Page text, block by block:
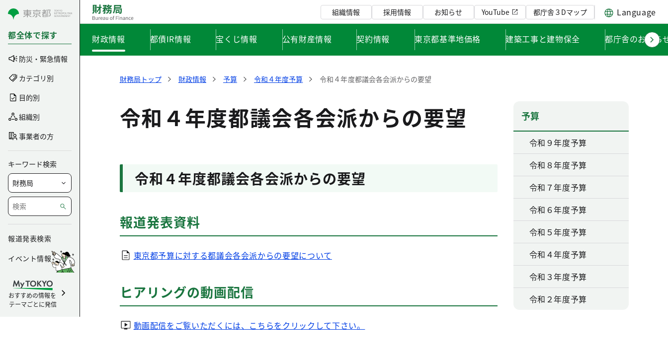
コンテンツにスキップ
都全体で探す
防災・緊急情報
カテゴリ別
目的別
組織別
事業者の方
キーワード検索
報道発表検索
イベント情報
おすすめの情報を
テーマごとに発信
組織情報 採用情報 お知らせ YouTube 都庁舎３Dマップ Language
財政情報 都債IR情報 宝くじ情報 公有財産情報 契約情報 東京都基準地価格 建築工事と建物保全 都庁舎のお知ら
財務局トップ 財政情報 予算 令和４年度予算 令和４年度都議会各会派からの要望
令和４年度都議会各会派からの要望
令和４年度都議会各会派からの要望
報道発表資料
東京都予算に対する都議会各会派からの要望について
ヒアリングの動画配信
動画配信をご覧いただくには、こちらをクリックして下さい。
予算
令和９年度予算
令和８年度予算
令和７年度予算
令和６年度予算
令和５年度予算
令和４年度予算
令和３年度予算
令和２年度予算